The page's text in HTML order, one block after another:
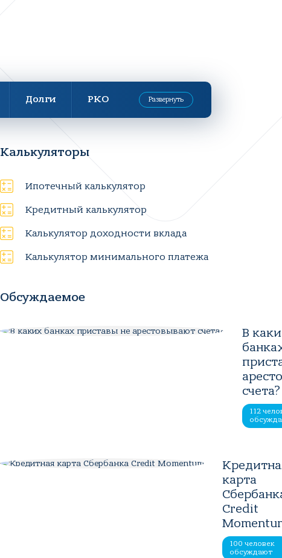
Долги РКО Развернуть
Калькуляторы
Ипотечный калькулятор
Кредитный калькулятор
Калькулятор доходности вклада
Калькулятор минимального платежа
Обсуждаемое
В
счета?
112
карта
Credit
100 человек
обсуждают